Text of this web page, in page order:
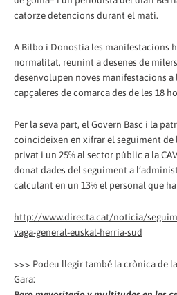
catorze detencions durant el matí.
A Bilbo i Donostia les manifestacions
normalitat, reunint a desenes de
desenvolupen noves manifestacions a
capçaleres de comarca des de les 18
Per la seva part, el Govern Basc i la
coincideixen en xifrar el seguiment de
privat i un 25% al sector públic a la
donat dades del seguiment a
calculant en un 13% el personal que
http://www.directa.cat/noticia/
vaga-general-euskal-herria-sud
>>> Podeu llegir també la crònica de
Gara: